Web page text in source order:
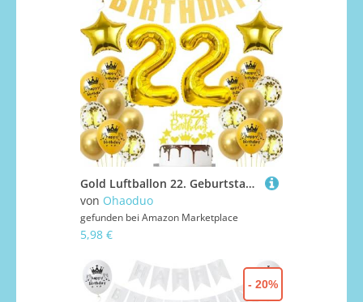
Gold Luftballon 22. Geburtstag,Gold 22 Jahre Geburtstag Party Dekoration,22. Geburtstagsdeko Mann Ballon,Deko 22. Junge Frau,Tortendeko 22 Jahre ,Ballon 22 Jahre
von Ohaoduo
gefunden bei Amazon Marketplace
5,98 €
- 20%